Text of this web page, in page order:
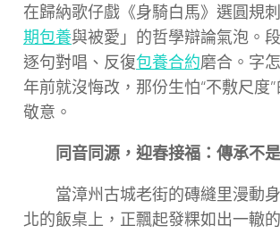
在歸納歌仔戲《身騎白馬》選圓規
期包養與被愛」的哲學辯論氣泡。
逐句對唱、反復包養合約磨合。字
年前就沒悔改，那份生怕“不敷尺
敬意。
同音同源，迎春接福：傳承不
當漳州古城老街的磚縫里漫動
北的飯桌上，正飄起發粿如出一轍